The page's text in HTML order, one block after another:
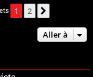
1 2
Aller à